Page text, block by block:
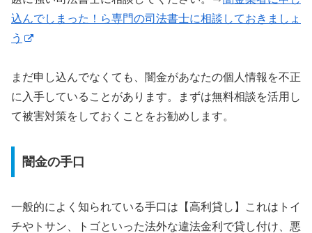
込んでしまった！ら専門の司法書士に相談しておきましょ
う
まだ申し込んでなくても、闇金があなたの個人情報を不正
に入手していることがあります。まずは無料相談を活用し
て被害対策をしておくことをお勧めします。
闇金の手口
一般的によく知られている手口は【高利貸し】これはトイ
チやトサン、トゴといった法外な違法金利で貸し付け、悪